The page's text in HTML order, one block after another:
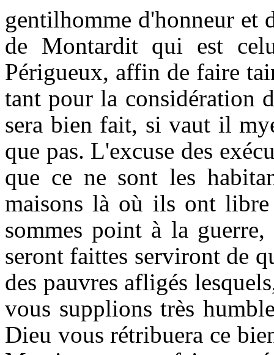
gentilhomme d'honneur et
de Montardit qui est
Périgueux, affin de faire
tant pour la considération
sera bien fait, si vaut il
que pas. L'excuse des
que ce ne sont les
maisons là où ils ont
sommes point à la
seront faittes serviront de
des pauvres afligés
vous supplions très
Dieu vous rétribuera ce